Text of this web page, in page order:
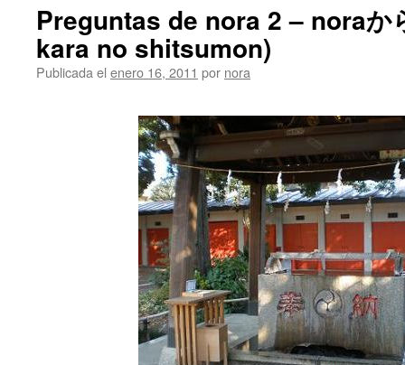
Preguntas de nora 2 – noraか
kara no shitsumon)
Publicada el enero 16, 2011 por nora